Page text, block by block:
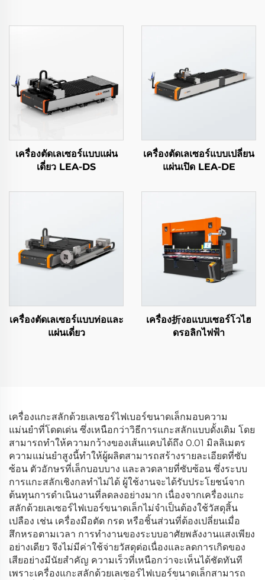
เครื่องตัดเลเซอร์แบบแผ่น
เดี่ยว LEA-DS
เครื่องตัดเลเซอร์แบบเปลี่ยน
แผ่นเปิด LEA-DE
เครื่องตัดเลเซอร์แบบท่อและ
แผ่นเดี่ยว
เครื่อง折งอแบบเซอร์โวไฮ
ดรอลิกไฟฟ้า
เครื่องแกะสลักด้วยเลเซอร์ไฟเบอร์ขนาดเล็กมอบความ
แม่นยำที่โดดเด่น ซึ่งเหนือกว่าวิธีการแกะสลักแบบดั้งเดิม โดย
สามารถทำให้ความกว้างของเส้นแคบได้ถึง 0.01 มิลลิเมตร
ความแม่นยำสูงนี้ทำให้ผู้ผลิตสามารถสร้างรายละเอียดที่ซับ
ซ้อน ตัวอักษรที่เล็กบอบบาง และลวดลายที่ซับซ้อน ซึ่งระบบ
การแกะสลักเชิงกลทำไม่ได้ ผู้ใช้งานจะได้รับประโยชน์จาก
ต้นทุนการดำเนินงานที่ลดลงอย่างมาก เนื่องจากเครื่องแกะ
สลักด้วยเลเซอร์ไฟเบอร์ขนาดเล็กไม่จำเป็นต้องใช้วัสดุสิ้น
เปลือง เช่น เครื่องมือตัด กรด หรือชิ้นส่วนที่ต้องเปลี่ยนเมื่อ
สึกหรอตามเวลา การทำงานของระบบอาศัยพลังงานแสงเพียง
อย่างเดียว จึงไม่มีค่าใช้จ่ายวัสดุต่อเนื่องและลดการเกิดของ
เสียอย่างมีนัยสำคัญ ความเร็วที่เหนือกว่าจะเห็นได้ชัดทันที
เพราะเครื่องแกะสลักด้วยเลเซอร์ไฟเบอร์ขนาดเล็กสามารถ